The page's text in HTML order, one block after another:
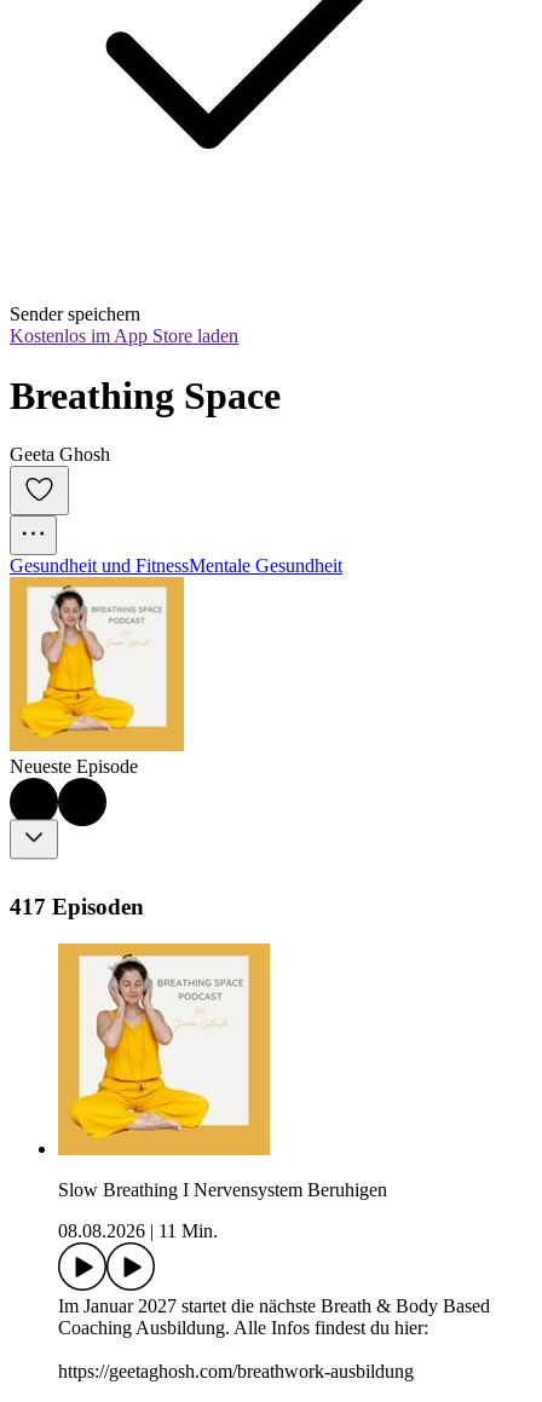
Sender speichern
Kostenlos im App Store laden
Breathing Space
Geeta Ghosh
Gesundheit und FitnessMentale Gesundheit
Neueste Episode
417 Episoden
Slow Breathing I Nervensystem Beruhigen
08.08.2026 | 11 Min.
Im Januar 2027 startet die nächste Breath & Body Based
Coaching Ausbildung. Alle Infos findest du hier:
⁠https://geetaghosh.com/breathwork-ausbildung⁠